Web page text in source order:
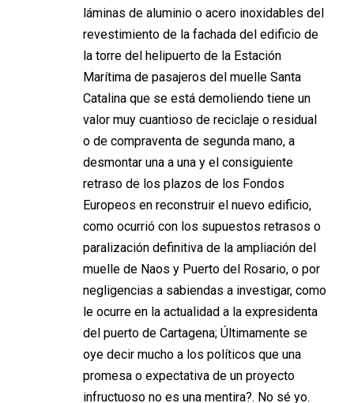
láminas de aluminio o acero inoxidables del
revestimiento de la fachada del edificio de
la torre del helipuerto de la Estación
Marítima de pasajeros del muelle Santa
Catalina que se está demoliendo tiene un
valor muy cuantioso de reciclaje o residual
o de compraventa de segunda mano, a
desmontar una a una y el consiguiente
retraso de los plazos de los Fondos
Europeos en reconstruir el nuevo edificio,
como ocurrió con los supuestos retrasos o
paralización definitiva de la ampliación del
muelle de Naos y Puerto del Rosario, o por
negligencias a sabiendas a investigar, como
le ocurre en la actualidad a la expresidenta
del puerto de Cartagena; Últimamente se
oye decir mucho a los políticos que una
promesa o expectativa de un proyecto
infructuoso no es una mentira?. No sé yo.